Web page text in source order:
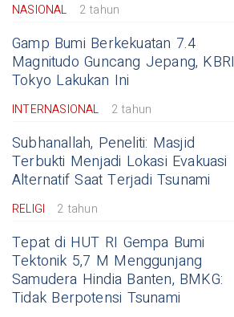
NASIONAL 2 tahun
Gamp Bumi Berkekuatan 7.4
Magnitudo Guncang Jepang, KBRI
Tokyo Lakukan Ini
INTERNASIONAL 2 tahun
Subhanallah, Peneliti: Masjid
Terbukti Menjadi Lokasi Evakuasi
Alternatif Saat Terjadi Tsunami
RELIGI 2 tahun
Tepat di HUT RI Gempa Bumi
Tektonik 5,7 M Menggunjang
Samudera Hindia Banten, BMKG:
Tidak Berpotensi Tsunami